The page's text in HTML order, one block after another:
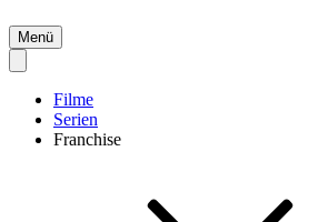
Menü
Filme
Serien
Franchise